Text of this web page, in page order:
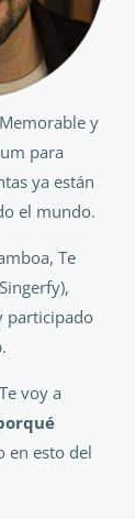
y
para
ya están
el mundo.
Te
participado
voy a
en esto del